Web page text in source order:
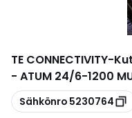
TE CONNECTIVITY-
- ATUM 24/6-1200
Kopioi
Sähkönro 5230764